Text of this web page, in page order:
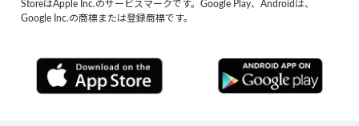
StoreはApple Inc.のサービスマークです。Google Play、Androidは、
Google Inc.の商標または登録商標です。